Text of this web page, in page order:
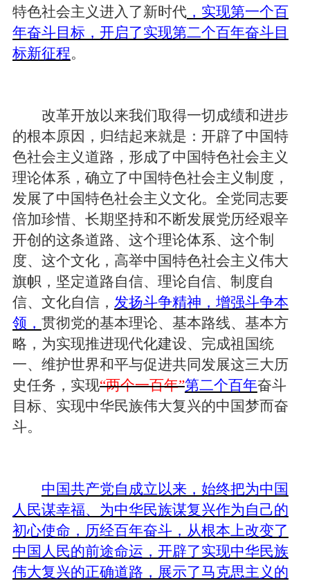
特色社会主义进入了新时代，实现第一个百
年奋斗目标，开启了实现第二个百年奋斗目
标新征程。
改革开放以来我们取得一切成绩和进步
的根本原因，归结起来就是：开辟了中国特
色社会主义道路，形成了中国特色社会主义
理论体系，确立了中国特色社会主义制度，
发展了中国特色社会主义文化。全党同志要
倍加珍惜、长期坚持和不断发展党历经艰辛
开创的这条道路、这个理论体系、这个制
度、这个文化，高举中国特色社会主义伟大
旗帜，坚定道路自信、理论自信、制度自
信、文化自信， 发扬斗争精神，增强斗争本
领， 贯彻党的基本理论、基本路线、基本方
略，为实现推进现代化建设、完成祖国统
一、维护世界和平与促进共同发展这三大历
史任务，实现“两个一百年”第二个百年奋斗
目标、实现中华民族伟大复兴的中国梦而奋
斗。
中国共产党自成立以来，始终把为中国
人民谋幸福、为中华民族谋复兴作为自己的
初心使命，历经百年奋斗，从根本上改变了
中国人民的前途命运，开辟了实现中华民族
伟大复兴的正确道路，展示了马克思主义的